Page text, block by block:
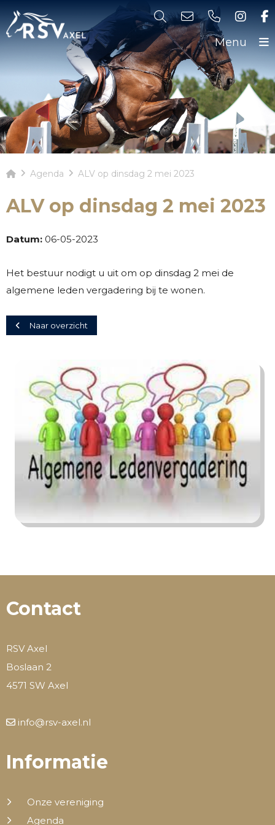
Menu
Agenda ALV op dinsdag 2 mei 2023
ALV op dinsdag 2 mei 2023
Datum: 06-05-2023
Het bestuur nodigt u uit om op dinsdag 2 mei de
algemene leden vergadering bij te wonen.
Naar overzicht
Contact
RSV Axel
Boslaan 2
4571 SW Axel
info@rsv-axel.nl
Informatie
Onze vereniging
Agenda